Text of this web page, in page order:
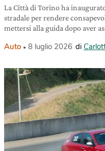
La Città di Torino ha
stradale per rendere
mettersi alla guida dopo aver
Auto 8 luglio 2026 di